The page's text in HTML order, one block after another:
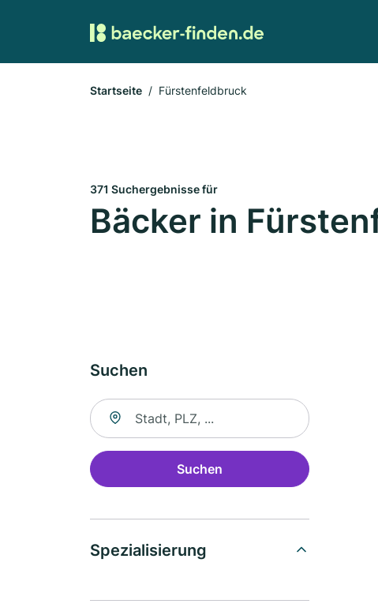
Startseite Fürstenfeldbruck
371 Suchergebnisse für
Bäcker in
Suchen
Suche nach Ort
Suchen
Spezialisierung